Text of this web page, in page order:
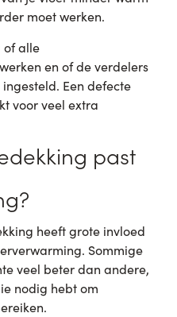
moet werken.
of alle
en of de verdelers
Een defecte
voor veel extra
past
heeft grote invloed
Sommige
veel beter dan andere,
nodig hebt om